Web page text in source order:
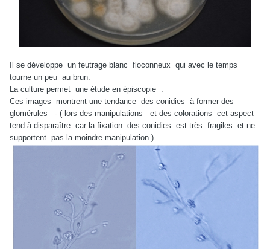
Il se développe un feutrage blanc floconneux qui avec le temps
tourne un peu au brun.
La culture permet une étude en épiscopie .
Ces images montrent une tendance des conidies à former des
glomérules - ( lors des manipulations et des colorations cet aspect
tend à disparaître car la fixation des conidies est très fragiles et ne
supportent pas la moindre manipulation ) .